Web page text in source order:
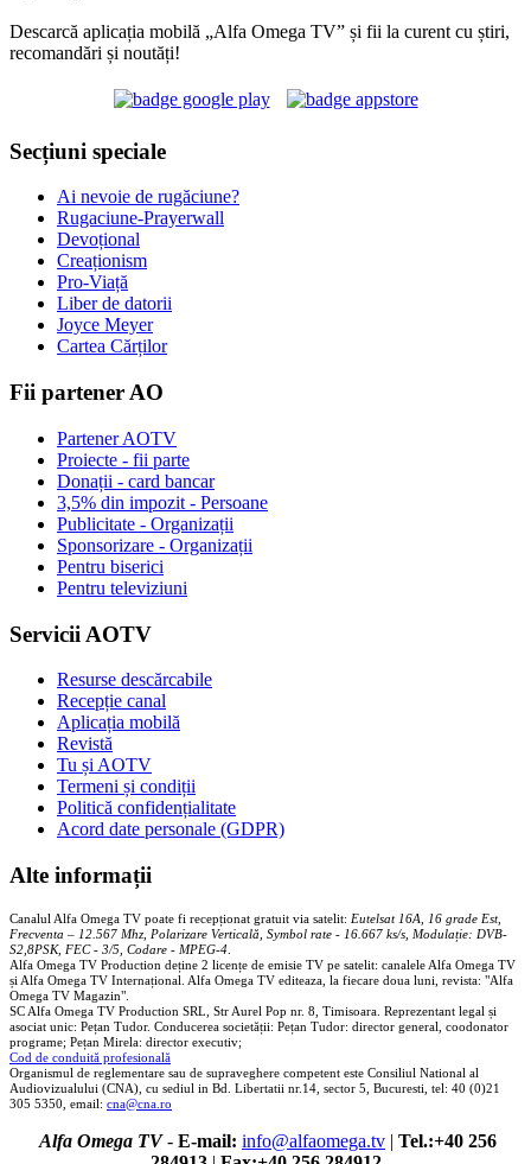
Descarcă aplicația mobilă „Alfa Omega TV” și fii la curent cu știri,
recomandări și noutăți!
Secțiuni speciale
Ai nevoie de rugăciune?
Rugaciune-Prayerwall
Devoțional
Creaționism
Pro-Viață
Liber de datorii
Joyce Meyer
Cartea Cărților
Fii partener AO
Partener AOTV
Proiecte - fii parte
Donații - card bancar
3,5% din impozit - Persoane
Publicitate - Organizații
Sponsorizare - Organizații
Pentru biserici
Pentru televiziuni
Servicii AOTV
Resurse descărcabile
Recepție canal
Aplicația mobilă
Revistă
Tu și AOTV
Termeni și condiții
Politică confidențialitate
Acord date personale (GDPR)
Alte informații
Canalul Alfa Omega TV poate fi recepționat gratuit via satelit: Eutelsat 16A, 16 grade Est,
Frecventa – 12.567 Mhz, Polarizare Verticală, Symbol rate - 16.667 ks/s, Modulație: DVB-
S2,8PSK, FEC - 3/5, Codare - MPEG-4
Alfa Omega TV Production deține 2 licențe de emisie TV pe satelit: canalele Alfa Omega TV
și Alfa Omega TV Internațional. Alfa Omega TV editeaza, la fiecare doua luni, revista: "Alfa
Omega TV Magazin".
SC Alfa Omega TV Production SRL, Str Aurel Pop nr. 8, Timisoara. Reprezentant legal și
asociat unic: Pețan Tudor. Conducerea societății: Pețan Tudor: director general, coodonator
programe; Pețan Mirela: director executiv;
Cod de conduită profesională
Organismul de reglementare sau de supraveghere competent este Consiliul National al
Audiovizualului (CNA), cu sediul in Bd. Libertatii nr.14, sector 5, Bucuresti, tel: 40 (0)21
305 5350, email: cna@cna.ro
Alfa Omega TV- E-mail: info@alfaomega.tv | Tel.:+40 256